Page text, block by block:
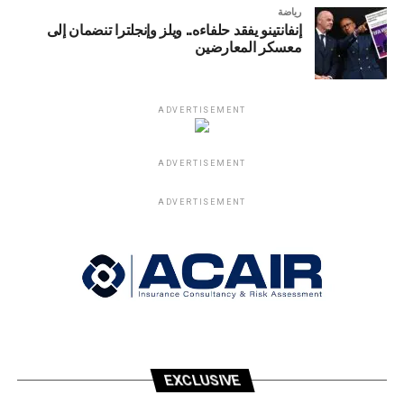
رياضة
إنفانتينو يفقد حلفاءه.. ويلز وإنجلترا تنضمان إلى
معسكر المعارضين
ADVERTISEMENT
ADVERTISEMENT
ADVERTISEMENT
EXCLUSIVE